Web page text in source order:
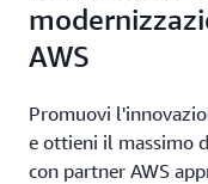
AWS
Promuovi
e ottieni il massimo
con partner AWS